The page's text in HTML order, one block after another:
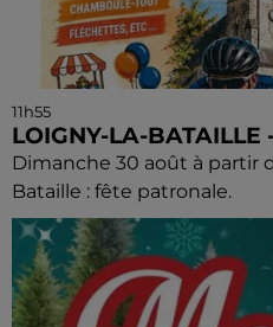
11h55
LOIGNY-LA-BATAILLE
Dimanche 30 août à partir
Bataille : fête patronale.